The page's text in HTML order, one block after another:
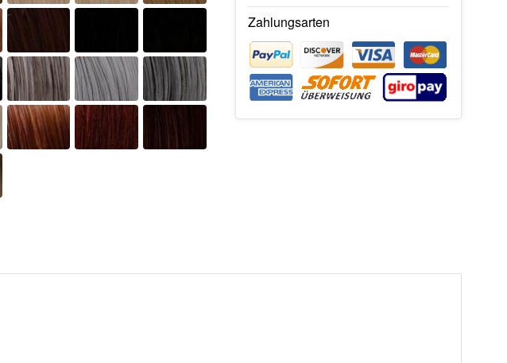
Zahlungsarten